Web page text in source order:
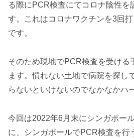
る際にPCR検査にてコロナ陰性を
す。これはコロナワクチンを3回
です。
そのため現地でPCR検査を受ける
ます。慣れない土地で病院を探し
らないといけないのでなかなかハ
今回は2022年6月末にシンガポー
に、シンガポールでPCR検査を行